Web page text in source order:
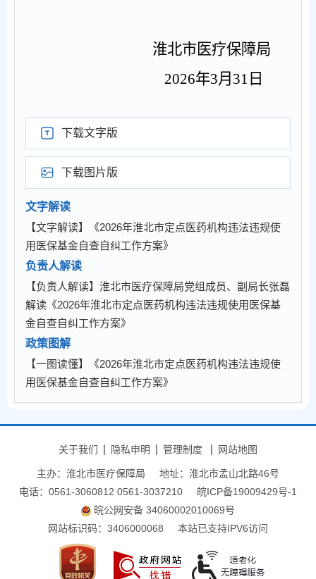
淮北市医疗保障局
2026年3月 31 日
下载文字版
下载图片版
文字解读
【文字解读】《2026年淮北市定点医药机构违法违规使
用医保基金自查自纠工作方案》
负责人解读
【负责人解读】淮北市医疗保障局党组成员、副局长张磊
解读《2026年淮北市定点医药机构违法违规使用医保基
金自查自纠工作方案》
政策图解
【一图读懂】《2026年淮北市定点医药机构违法违规使
用医保基金自查自纠工作方案》
关于我们 隐私申明 管理制度 网站地图
主办：淮北市医疗保障局
地址：淮北市孟山北路46号
电话：0561-3060812 0561-3037210
皖ICP备19009429号-1
皖公网安备 34060002010069号
网站标识码：3406000068
本站已支持IPV6访问